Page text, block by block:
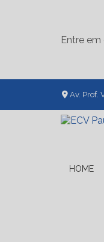
Entre
Av. Prof.
HOME